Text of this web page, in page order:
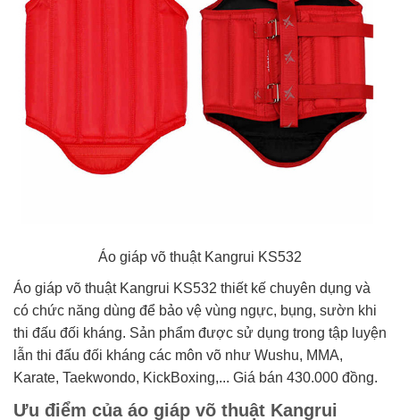
Áo giáp võ thuật Kangrui KS532
Áo giáp võ thuật Kangrui KS532 thiết kế chuyên dụng và
có chức năng dùng để bảo vệ vùng ngực, bụng, sườn khi
thi đấu đối kháng. Sản phẩm được sử dụng trong tập luyện
lẫn thi đấu đối kháng các môn võ như Wushu, MMA,
Karate, Taekwondo, KickBoxing,... Giá bán 430.000 đồng.
Ưu điểm của áo giáp võ thuật Kangrui